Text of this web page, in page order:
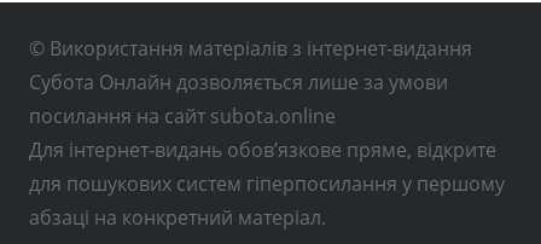
© Використання матеріалів з інтернет-видання
Субота Онлайн дозволяється лише за умови
посилання на сайт subota.online
Для інтернет-видань обов’язкове пряме, відкрите
для пошукових систем гіперпосилання у першому
абзаці на конкретний матеріал.